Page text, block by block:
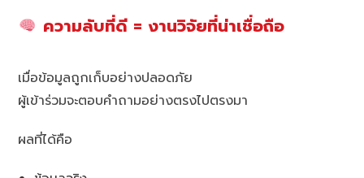
ความลับที่ดี = งานวิจัยที่น่าเชื่อถือ
เมื่อข้อมูลถูกเก็บอย่างปลอดภัย
ผู้เข้าร่วมจะตอบคำถามอย่างตรงไปตรงมา
ผลที่ได้คือ